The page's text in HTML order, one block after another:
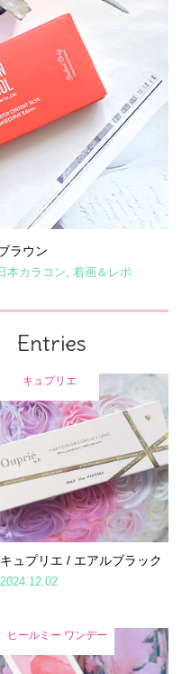
ラウン
本カラコン, 着画＆レポ
Entries
キュプリエ
キュプリエ / エアルブラック
2024.12.02
ヒールミー ワンデー